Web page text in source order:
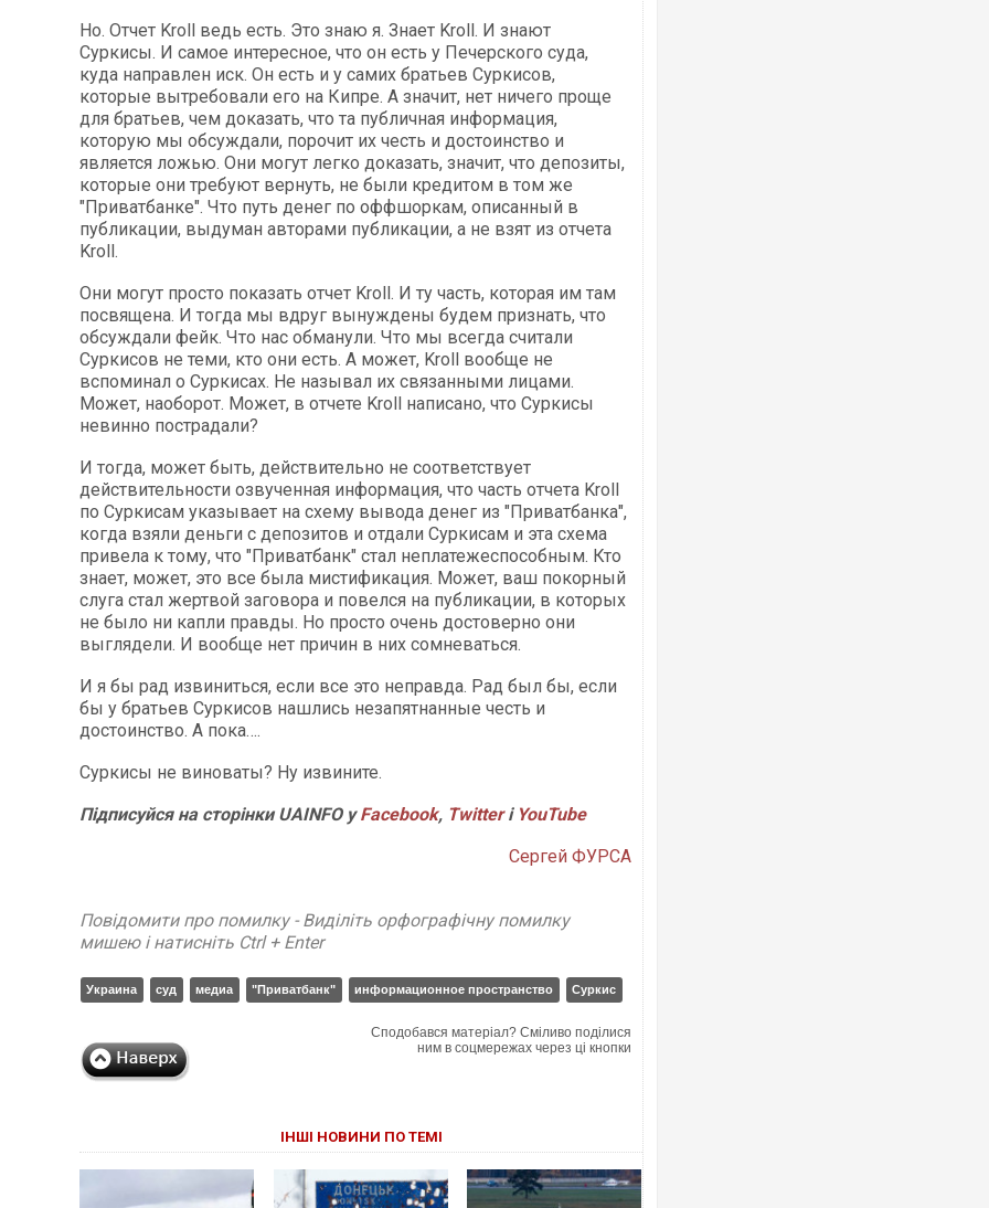
Но. Отчет Kroll ведь есть. Это знаю я. Знает Kroll. И знают
Суркисы. И самое интересное, что он есть у Печерского суда,
куда направлен иск. Он есть и у самих братьев Суркисов,
которые вытребовали его на Кипре. А значит, нет ничего проще
для братьев, чем доказать, что та публичная информация,
которую мы обсуждали, порочит их честь и достоинство и
является ложью. Они могут легко доказать, значит, что депозиты,
которые они требуют вернуть, не были кредитом в том же
"Приватбанке". Что путь денег по оффшоркам, описанный в
публикации, выдуман авторами публикации, а не взят из отчета
Kroll.
Они могут просто показать отчет Kroll. И ту часть, которая им там
посвящена. И тогда мы вдруг вынуждены будем признать, что
обсуждали фейк. Что нас обманули. Что мы всегда считали
Суркисов не теми, кто они есть. А может, Kroll вообще не
вспоминал о Суркисах. Не называл их связанными лицами.
Может, наоборот. Может, в отчете Kroll написано, что Суркисы
невинно пострадали?
И тогда, может быть, действительно не соответствует
действительности озвученная информация, что часть отчета Kroll
по Суркисам указывает на схему вывода денег из "Приватбанка",
когда взяли деньги с депозитов и отдали Суркисам и эта схема
привела к тому, что "Приватбанк" стал неплатежеспособным. Кто
знает, может, это все была мистификация. Может, ваш покорный
слуга стал жертвой заговора и повелся на публикации, в которых
не было ни капли правды. Но просто очень достоверно они
выглядели. И вообще нет причин в них сомневаться.
И я бы рад извиниться, если все это неправда. Рад был бы, если
бы у братьев Суркисов нашлись незапятнанные честь и
достоинство. А пока….
Суркисы не виноваты? Ну извините.
Підписуйся на сторінки UAINFO уFacebook, Twitterі YouTube
Сергей ФУРСА
Повідомити про помилку - Виділіть орфографічну помилку
мишею і натисніть Ctrl + Enter
Украина суд медиа "Приватбанк" информационное пространство Суркис
Сподобався матеріал? Сміливо поділися
ним в соцмережах через ці кнопки
ІНШІ НОВИНИ ПО ТЕМІ